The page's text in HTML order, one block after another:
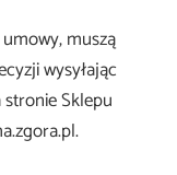
muszą
wysyłając
Sklepu